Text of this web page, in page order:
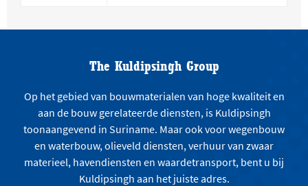
The Kuldipsingh Group
Op het gebied van bouwmaterialen van hoge kwaliteit en
aan de bouw gerelateerde diensten, is Kuldipsingh
toonaangevend in Suriname. Maar ook voor wegenbouw
en waterbouw, olieveld diensten, verhuur van zwaar
materieel, havendiensten en waardetransport, bent u bij
Kuldipsingh aan het juiste adres.